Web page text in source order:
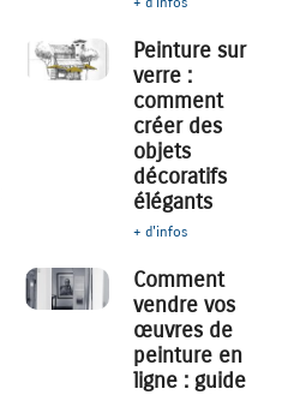
Peinture sur
verre :
comment
créer des
objets
décoratifs
élégants
+ d'infos
Comment
vendre vos
œuvres de
peinture en
ligne : guide